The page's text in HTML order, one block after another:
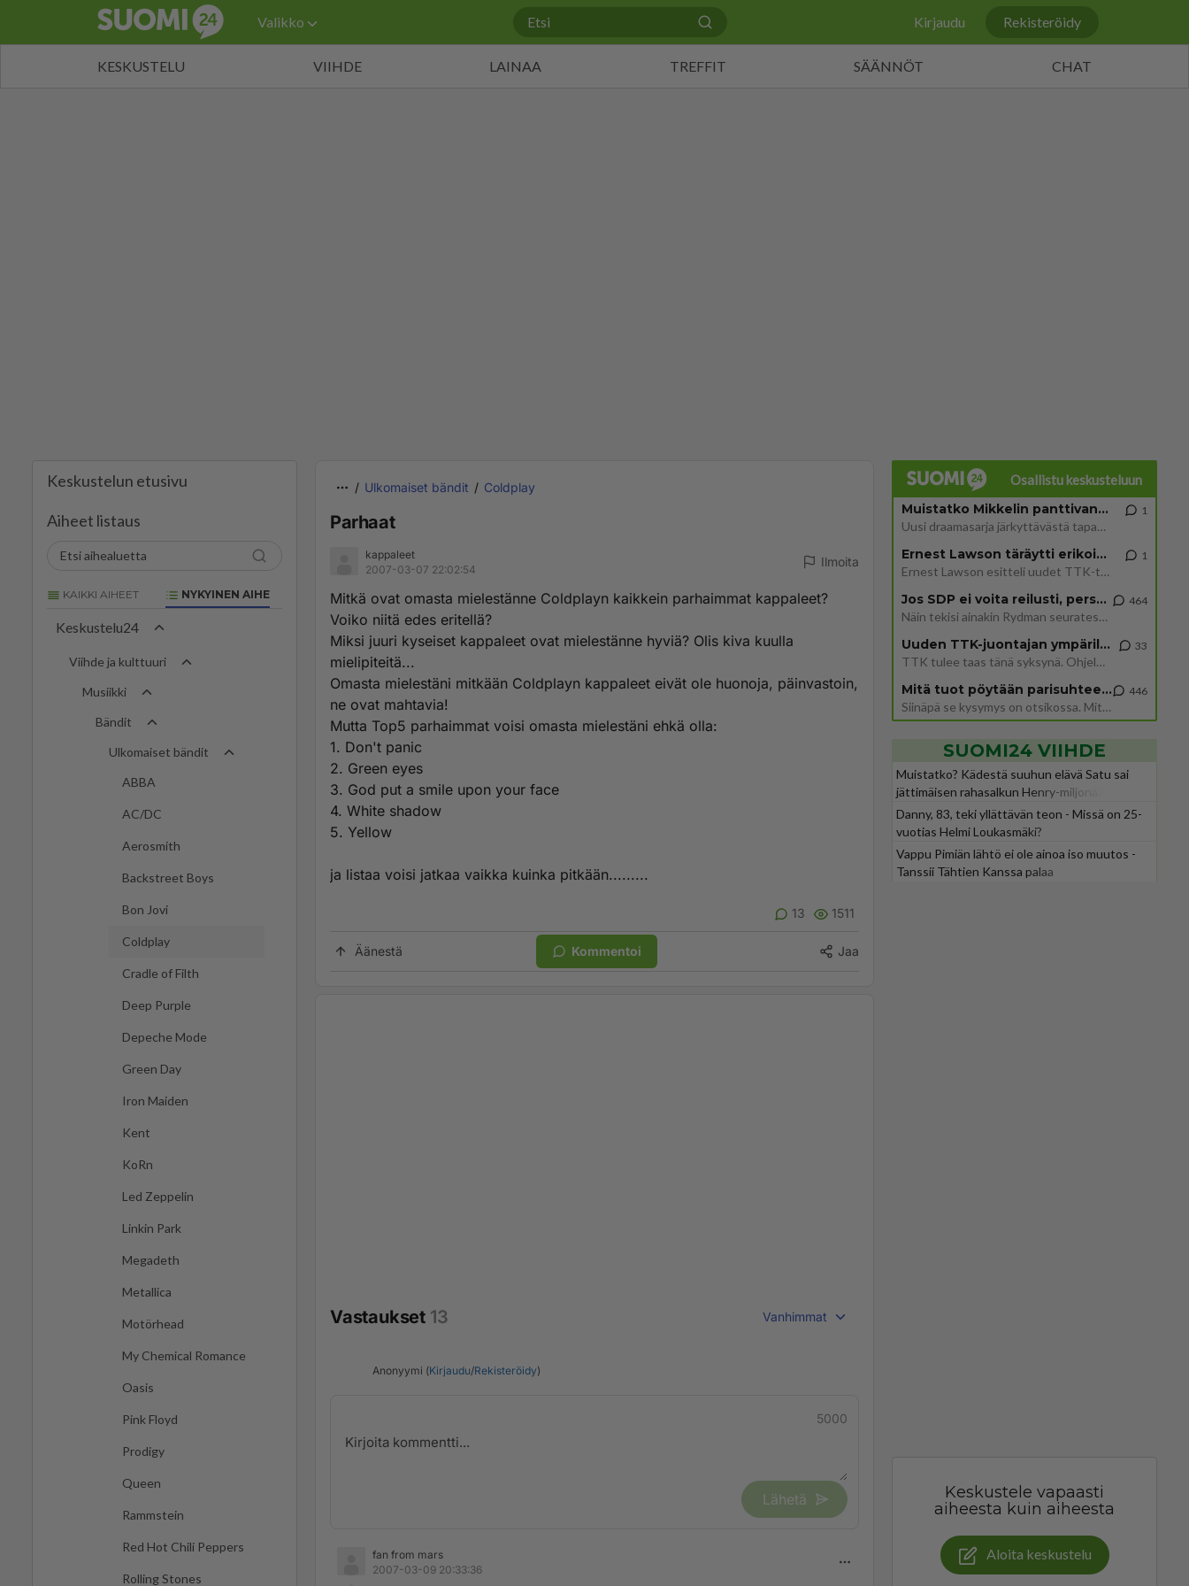
Valikko Kirjaudu Rekisteröidy
KESKUSTELU VIIHDE LAINAA TREFFIT SÄÄNNÖT CHAT
Keskustelun etusivu
Aiheet listaus
KAIKKI AIHEET NYKYINEN AIHE
Keskustelu24
Viihde ja kulttuuri
Musiikki
Bändit
Ulkomaiset bändit
ABBA
AC/DC
Aerosmith
Backstreet Boys
Bon Jovi
Coldplay
Cradle of Filth
Deep Purple
Depeche Mode
Green Day
Iron Maiden
Kent
KoRn
Led Zeppelin
Linkin Park
Megadeth
Metallica
Motörhead
My Chemical Romance
Oasis
Pink Floyd
Prodigy
Queen
Rammstein
Red Hot Chili Peppers
Rolling Stones
Ulkomaiset bändit Coldplay
Parhaat
kappaleet
2007-03-07 22:02:54
Ilmoita
Mitkä ovat omasta mielestänne Coldplayn kaikkein parhaimmat kappaleet?
Voiko niitä edes eritellä?
Miksi juuri kyseiset kappaleet ovat mielestänne hyviä? Olis kiva kuulla
mielipiteitä...
Omasta mielestäni mitkään Coldplayn kappaleet eivät ole huonoja, päinvastoin,
ne ovat mahtavia!
Mutta Top5 parhaimmat voisi omasta mielestäni ehkä olla:
1. Don't panic
2. Green eyes
3. God put a smile upon your face
4. White shadow
5. Yellow
ja listaa voisi jatkaa vaikka kuinka pitkään.........
13 1511
Äänestä Kommentoi Jaa
Vastaukset 13 Vanhimmat
Anonyymi (Kirjaudu/Rekisteröidy)
5000
Lähetä
fan from mars
2007-03-09 20:33:36
Osallistu keskusteluun
Muistatko Mikkelin panttivankidraaman?
Uusi draamasarja järkyttävästä tapauksesta on tulossa. Tositapahtumiin perustuva sarja ammentaa vuoden 1986 Mikkelin pan
1
Ernest Lawson täräytti erikoisen heiton TTK-lehdistötilaisuudessa: " Onko tässä tarkoituksena...?"
Ernest Lawson esitteli uudet TTK-tähtioppilaat ja opettajat torstaina 6.8. lehdistölle. Tulevalla kaudella on yksi hausk
1
Jos SDP ei voita reilusti, persut kumoavat demokratian Suomesta
Näin tekisi ainakin Rydman seuratessaan idolinsa Trumpin mallia https://www.is.fi/politiikka/art-2000012187244.html
464
Uuden TTK-juontajan ympärillä epätietoisuus sakenee - Nyt MTV hämmentää soppaa
TTK tulee taas tänä syksynä. Ohjelman uudet tähtioppilaat julkistetaan torstaina 6. elokuuta klo 14 alkavassa lehdistö
33
Mitä tuot pöytään parisuhteessa?
Siinäpä se kysymys on otsikossa. Mitäpä siis tuot/toisit pöytään parisuhteessa? Oletko mies vai nainen? Koetko sen mitä
446
SUOMI24 VIIHDE
Muistatko? Kädestä suuhun elävä Satu sai
jättimäisen rahasalkun Henry-miljonääriltä
Danny, 83, teki yllättävän teon - Missä on 25-
vuotias Helmi Loukasmäki?
Vappu Pimiän lähtö ei ole ainoa iso muutos -
Tanssii Tähtien Kanssa palaa
Keskustele vapaasti
aiheesta kuin aiheesta
Aloita keskustelu